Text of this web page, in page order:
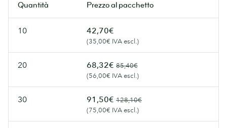
Quantità Prezzo al pacchetto
10 42,70€
(35,00€ IVA escl.)
20 68,32€ 85,40€
(56,00€ IVA escl.)
30 91,50€ 128,10€
(75,00€ IVA escl.)